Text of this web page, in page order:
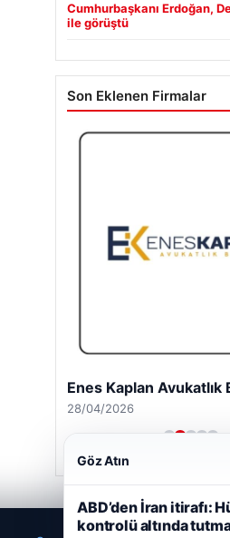
Cumhurbaşkanı Erdoğan,
ile görüştü
Son Eklenen Firmalar
Enes Kaplan Avukatlık
28/04/2026
Göz Atın
ABD’den İran itirafı:
kontrolü altında